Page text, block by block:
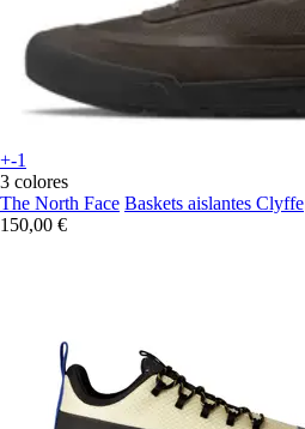
+-1
3 colores
The North Face Baskets aislantes Clyffe
150,00 €